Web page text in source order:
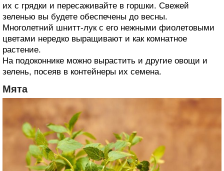
их с грядки и пересаживайте в горшки. Свежей
зеленью вы будете обеспечены до весны.
Многолетний шнитт-лук с его нежными фиолетовыми
цветами нередко выращивают и как комнатное
растение.
На подоконнике можно вырастить и другие овощи и
зелень, посеяв в контейнеры их семена.
Мята